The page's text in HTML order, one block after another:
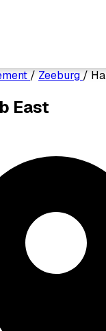
/ Zeeburg /
East